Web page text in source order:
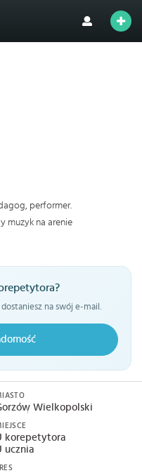
performer.
muzyk na arenie
na swój e-mail.
Wielkopolski
korepetytora
ucznia